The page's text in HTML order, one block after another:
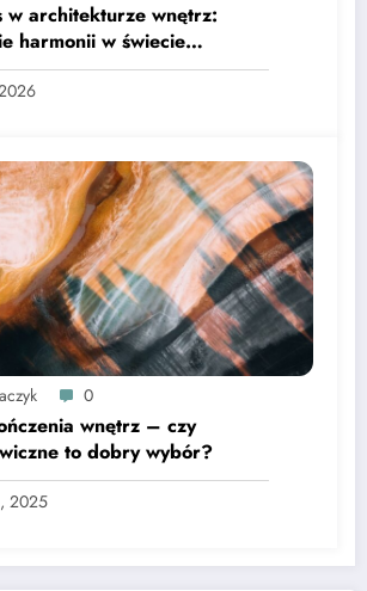
w architekturze wnętrz:
harmonii w świecie
0
wnętrz – czy
to dobry wybór?
2025